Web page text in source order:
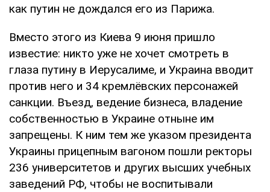
как путин не дождался его из Парижа.
Вместо этого из Киева 9 июня пришло
известие: никто уже не хочет смотреть в
глаза путину в Иерусалиме, и Украина вводит
против него и 34 кремлёвских персонажей
санкции. Въезд, ведение бизнеса, владение
собственностью в Украине отныне им
запрещены. К ним тем же указом президента
Украины прицепным вагоном пошли ректоры
236 университетов и других высших учебных
заведений РФ, чтобы не воспитывали